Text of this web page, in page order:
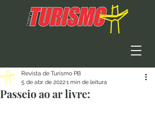
Passeio ao ar livre:
Revista de Turismo PB
5 de abr. de 20221 min de leitura